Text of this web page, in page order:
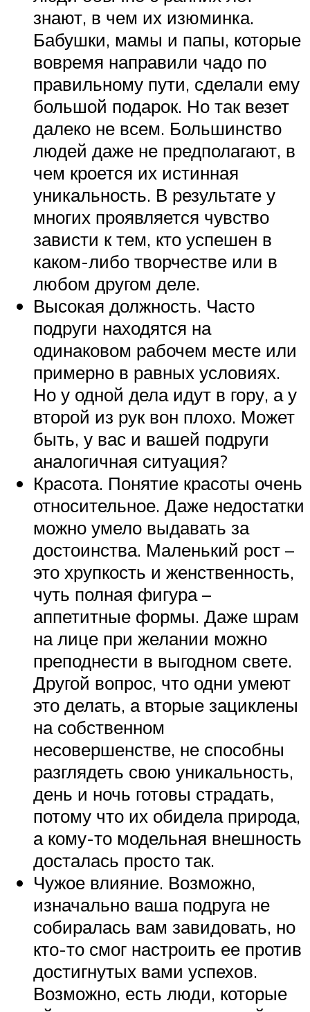
знают, в чем их изюминка.
Бабушки, мамы и папы, которые
вовремя направили чадо по
правильному пути, сделали ему
большой подарок. Но так везет
далеко не всем. Большинство
людей даже не предполагают, в
чем кроется их истинная
уникальность. В результате у
многих проявляется чувство
зависти к тем, кто успешен в
каком-либо творчестве или в
любом другом деле.
Высокая должность. Часто
подруги находятся на
одинаковом рабочем месте или
примерно в равных условиях.
Но у одной дела идут в гору, а у
второй из рук вон плохо. Может
быть, у вас и вашей подруги
аналогичная ситуация?
Красота. Понятие красоты очень
относительное. Даже недостатки
можно умело выдавать за
достоинства. Маленький рост –
это хрупкость и женственность,
чуть полная фигура –
аппетитные формы. Даже шрам
на лице при желании можно
преподнести в выгодном свете.
Другой вопрос, что одни умеют
это делать, а вторые зациклены
на собственном
несовершенстве, не способны
разглядеть свою уникальность,
день и ночь готовы страдать,
потому что их обидела природа,
а кому-то модельная внешность
досталась просто так.
Чужое влияние. Возможно,
изначально ваша подруга не
собиралась вам завидовать, но
кто-то смог настроить ее против
достигнутых вами успехов.
Возможно, есть люди, которые